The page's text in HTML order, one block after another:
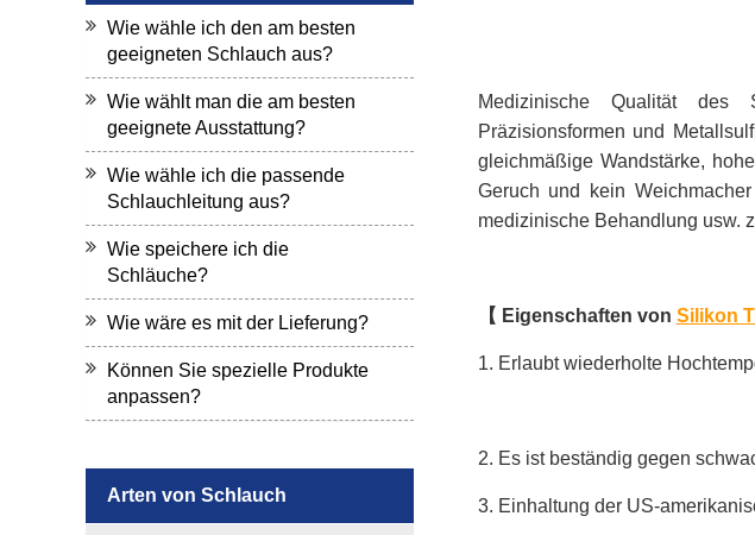
Wie wähle ich den am besten
geeigneten Schlauch aus?
Wie wählt man die am besten
geeignete Ausstattung?
Wie wähle ich die passende
Schlauchleitung aus?
Wie speichere ich die
Schläuche?
Wie wäre es mit der Lieferung?
Können Sie spezielle Produkte
anpassen?
Arten von Schlauch
Medizinische Qualität des
Präzisionsformen und
gleichmäßige Wandstärke,
Geruch und kein
medizinische Behandlung usw.
【 Eigenschaften von Silikon
1. Erlaubt wiederholte
2. Es ist beständig gegen
3. Einhaltung der US-